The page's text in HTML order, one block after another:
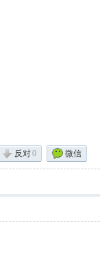
反对0 微信